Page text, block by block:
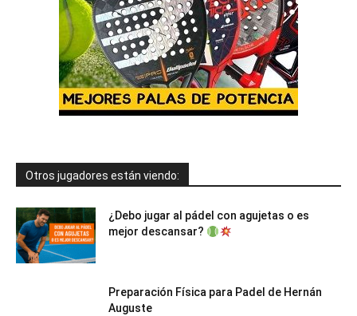
Otros jugadores están viendo:
¿Debo jugar al pádel con agujetas o es
mejor descansar?
Preparación Física para Padel de Hernán
Auguste